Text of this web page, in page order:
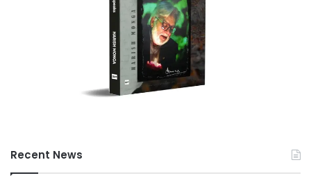
Recent News